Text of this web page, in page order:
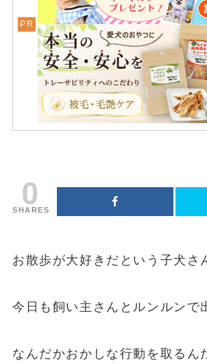
0
SHARES
お散歩が大好きだという子犬さ
今日も飼い主さんとルンルンで
なんだかおかしな行動を取るん